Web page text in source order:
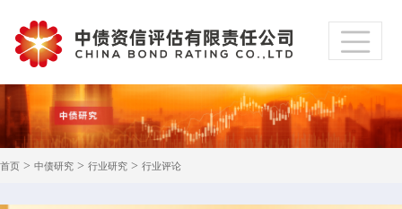
首页 > 中债研究 > 行业研究 > 行业评论